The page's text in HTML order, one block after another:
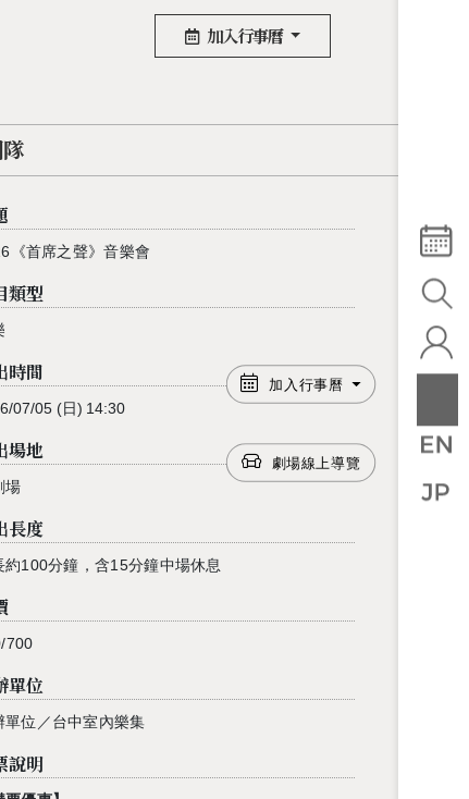
加入行事曆
《首席之聲》音樂會
類型
時間
07/05 (日) 14:30
加入行事曆
場地
場
劇場線上導覽
長度
約100分鐘，含15分鐘中場休息
700
單位
單位／台中室內樂集
說明